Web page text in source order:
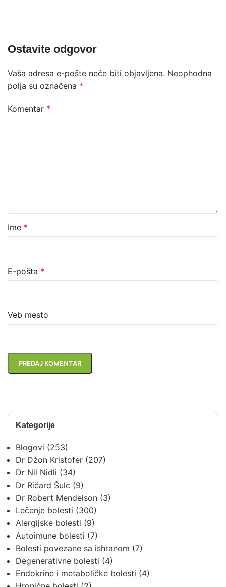
Kategorije
Blogovi (253)
Dr Džon Kristofer (207)
Dr Nil Nidli (34)
Dr Ričard Šulc (9)
Dr Robert Mendelson (3)
Lečenje bolesti (300)
Alergijske bolesti (9)
Autoimune bolesti (7)
Bolesti povezane sa ishranom (7)
Degenerativne bolesti (4)
Endokrine i metaboličke bolesti (4)
Ostavite odgovor
Vaša adresa e-pošte neće biti objavljena. Neophodna
polja su označena *
Komentar *
Ime *
E-pošta *
Veb mesto